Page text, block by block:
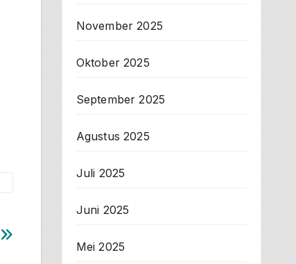
November 2025
Oktober 2025
September 2025
Agustus 2025
Juli 2025
Juni 2025
Mei 2025